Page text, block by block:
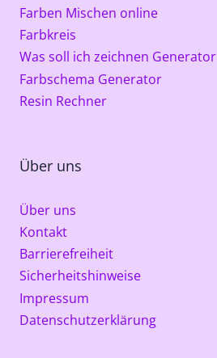
Farben Mischen online
Farbkreis
Was soll ich zeichnen Generator
Farbschema Generator
Resin Rechner
Über uns
Über uns
Kontakt
Barrierefreiheit
Sicherheitshinweise
Impressum
Datenschutzerklärung